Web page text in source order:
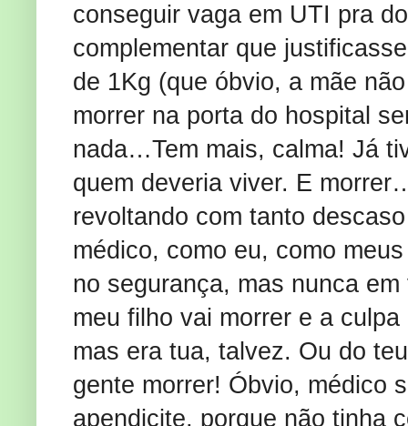
conseguir vaga em UTI pra
complementar que
de 1Kg (que óbvio, a mãe
morrer na porta do hospital
nada…Tem mais, calma! Já
quem deveria viver. E
revoltando com tanto
médico, como eu, como
no segurança, mas nunca
meu filho vai morrer e a
mas era tua, talvez. Ou do
gente morrer! Óbvio, médico
apendicite, porque não tinha